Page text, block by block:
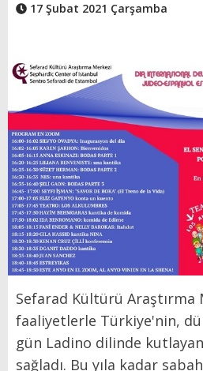
17 Şubat 2021 Çarşamba
Sefarad Kültürü Araştırma
faaliyetlerle Türkiye'nin,
gün Ladino dilinde
sağladı. Bu yıla kadar